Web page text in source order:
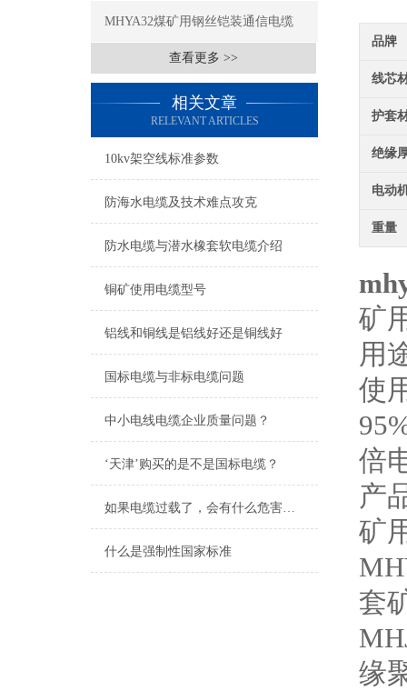
MHYA32煤矿用钢丝铠装通信电缆
查看更多 >>
相关文章
RELEVANT ARTICLES
10kv架空线标准参数
防海水电缆及技术难点攻克
防水电缆与潜水橡套软电缆介绍
铜矿使用电缆型号
铝线和铜线是铝线好还是铜线好
国标电缆与非标电缆问题
中小电线电缆企业质量问题？
‘天津’购买的是不是国标电缆？
如果电缆过载了，会有什么危害吗？
什么是强制性国家标准
品牌
线芯
护套
绝缘
电动
重量
矿
用
使
倍
产
矿
套
缘